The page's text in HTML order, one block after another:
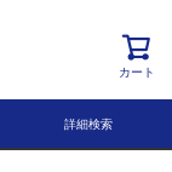
カート
詳細検索